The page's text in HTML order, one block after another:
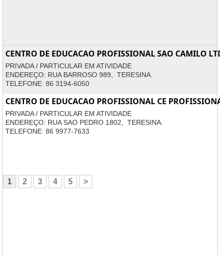
CENTRO DE EDUCACAO PROFISSIONAL SAO CAMILO
PRIVADA / PARTICULAR EM ATIVIDADE
ENDEREÇO: RUA BARROSO 989, TERESINA.
TELEFONE: 86 3194-6050
CENTRO DE EDUCACAO PROFISSIONAL CE
PRIVADA / PARTICULAR EM ATIVIDADE
ENDEREÇO: RUA SAO PEDRO 1802, TERESINA.
TELEFONE: 86 9977-7633
1 2 3 4 5 >